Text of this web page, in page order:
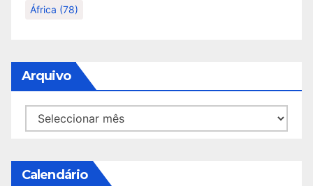
África (78)
Arquivo
Arquivo
Calendário